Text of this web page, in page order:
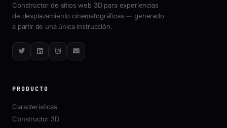
Constructor de sitios web 3D para experiencias
de desplazamiento cinematográficas — generado
a partir de una única instrucción.
TwitterLinkedInInstagram
Email
PRODUCTO
Características
Constructor 3D